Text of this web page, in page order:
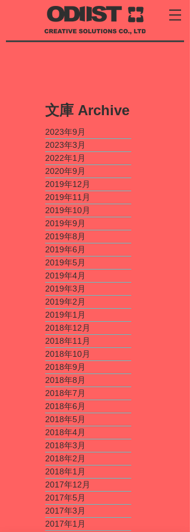
​文庫 Archive
2023年9月
2023年3月
2022年1月
2020年9月
2019年12月
2019年11月
2019年10月
2019年9月
2019年8月
2019年6月
2019年5月
2019年4月
2019年3月
2019年2月
2019年1月
2018年12月
2018年11月
2018年10月
2018年9月
2018年8月
2018年7月
2018年6月
2018年5月
2018年4月
2018年3月
2018年2月
2018年1月
2017年12月
2017年5月
2017年3月
2017年1月